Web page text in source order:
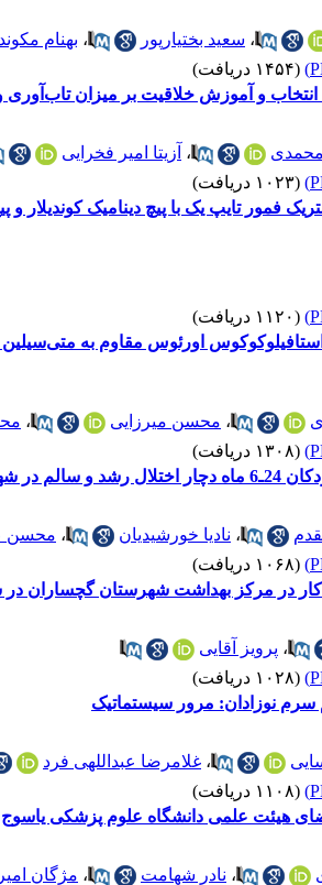
، سعید بختیارپور ، بهنام
(۱۴۵۴ دریافت)
و آموزش خلاقیت بر میزان
، آزیتا امیر فخرایی
(۱۰۲۳ دریافت)
تایپ یک با پیچ دینامیک کوندیلار و
(۱۱۲۰ دریافت)
اورئوس مقاوم به
، محسن میرزایی ،
(۱۳۰۸ دریافت)
مورد شاهد
، نادیا خورشیدیان ، محسن
(۱۰۶۸ دریافت)
در مرکز بهداشت شهرستان گچساران در
، پرویز آقایی
(۱۰۲۸ دریافت)
سرم نوزادان: مرور سیستماتیک
، غلامرضا عبداللهی فرد
(۱۱۰۸ دریافت)
هیئت علمی دانشگاه علوم پزشکی یاسوج
، نادر شهامت ، مژگان